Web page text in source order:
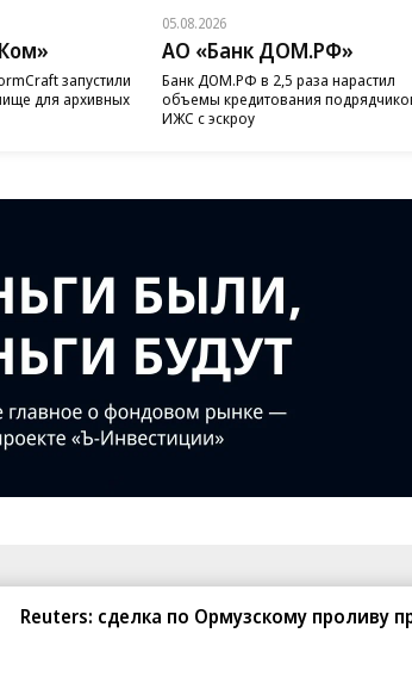
запустили
для архивных
05.08.2026
АО «Банк ДОМ.РФ»
Банк ДОМ.РФ в 2,5 раза нарастил
объемы кредитования
ИЖС с эскроу
Reuters: сделка по Ормузскому проливу
О «Коммерсанте»
Архив
Реклама
Вакансии